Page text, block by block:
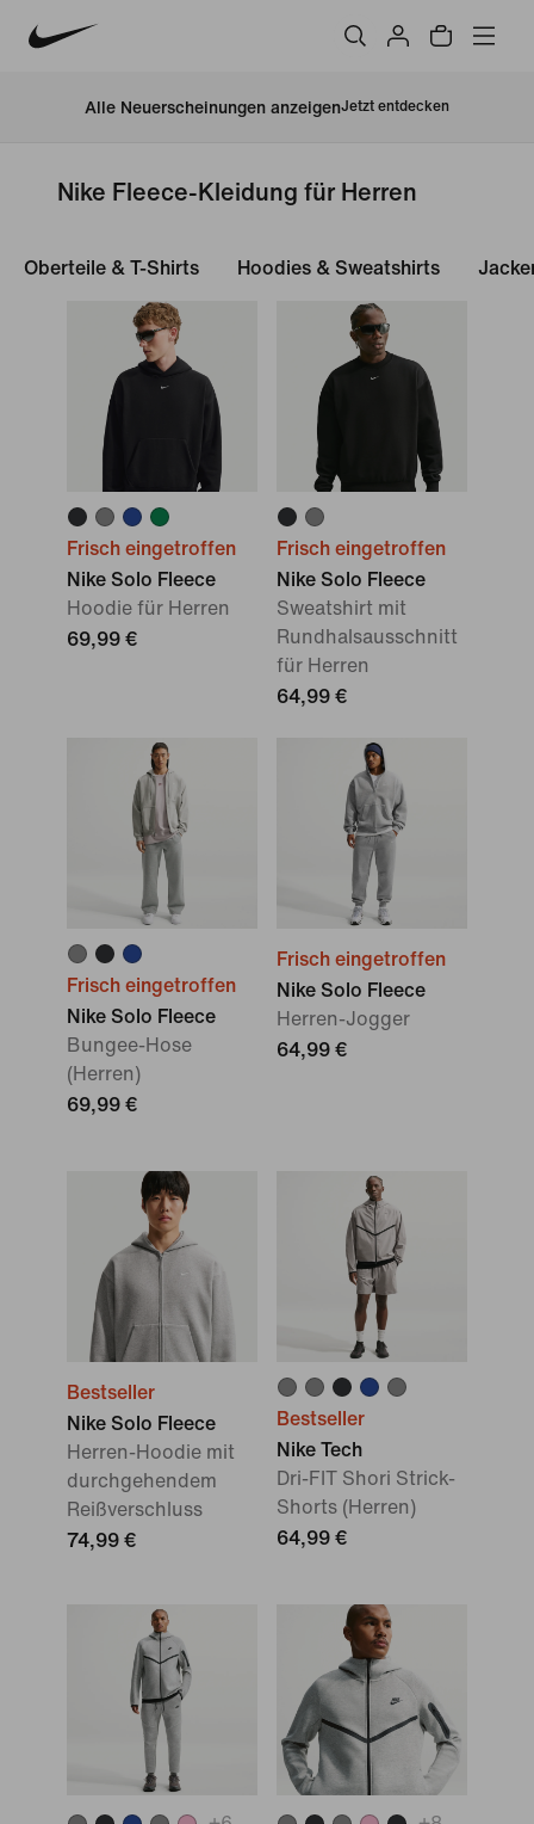
Alle Neuerscheinungen anzeigenJetzt entdecken
Nike Fleece-Kleidung für Herren
Oberteile & T-Shirts Hoodies & Sweatshirts
Frisch eingetroffen
Nike Solo Fleece
Hoodie für Herren
69,99 €
Frisch eingetroffen
Nike Solo Fleece
Sweatshirt mit
Rundhalsausschnitt
für Herren
64,99 €
Frisch eingetroffen
Nike Solo Fleece
Bungee-Hose
(Herren)
69,99 €
Frisch eingetroffen
Nike Solo Fleece
Herren-Jogger
64,99 €
Bestseller
Nike Solo Fleece
Herren-Hoodie mit
durchgehendem
Reißverschluss
74,99 €
Bestseller
Nike Tech
Dri-FIT Shori Strick-
Shorts (Herren)
64,99 €